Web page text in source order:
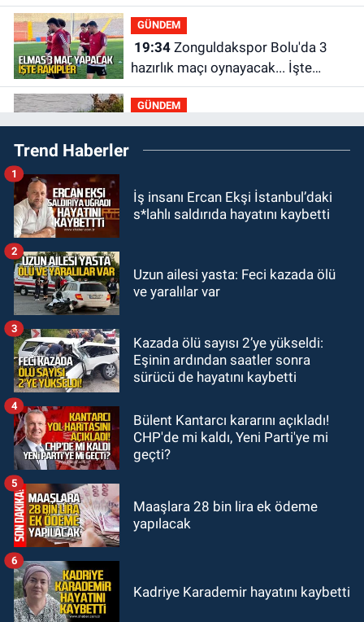
GÜNDEM
19:34Zonguldakspor Bolu'da 3
hazırlık maçı oynayacak... İşte
rakipler...
GÜNDEM
19:27Çaycuma ırmağında görüldü:
Görenler şaşkınlık yaşadı
19:12TMO kabuklu fındık alım
18:52Zonguldak'ta pitbul köpek
GÜNDEM
18:44
çarptı: Ağır yaralanan yaya tedavi
Trend Haberler
İş insanı Ercan Ekşi İstanbul’daki
s*lahlı saldırıda hayatını kaybetti
1
Uzun ailesi yasta: Feci kazada ölü
ve yaralılar var
2
Kazada ölü sayısı 2’ye yükseldi:
Eşinin ardından saatler sonra
sürücü de hayatını kaybetti
3
Bülent Kantarcı kararını açıkladı!
CHP'de mi kaldı, Yeni Parti'ye mi
geçti?
4
Maaşlara 28 bin lira ek ödeme
yapılacak
5
Kadriye Karademir hayatını kaybetti
6